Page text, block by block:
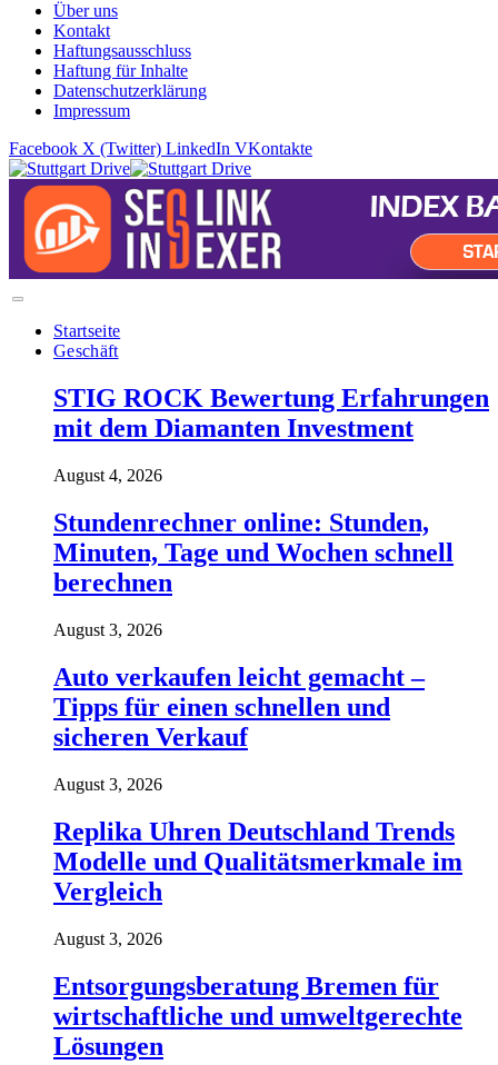
Über uns
Kontakt
Haftungsausschluss
Haftung für Inhalte
Datenschutzerklärung
Impressum
Facebook X (Twitter) LinkedIn VKontakte
Startseite
Geschäft
STIG ROCK Bewertung Erfahrungen
mit dem Diamanten Investment
August 4, 2026
Stundenrechner online: Stunden,
Minuten, Tage und Wochen schnell
berechnen
August 3, 2026
Auto verkaufen leicht gemacht –
Tipps für einen schnellen und
sicheren Verkauf
August 3, 2026
Replika Uhren Deutschland Trends
Modelle und Qualitätsmerkmale im
Vergleich
August 3, 2026
Entsorgungsberatung Bremen für
wirtschaftliche und umweltgerechte
Lösungen